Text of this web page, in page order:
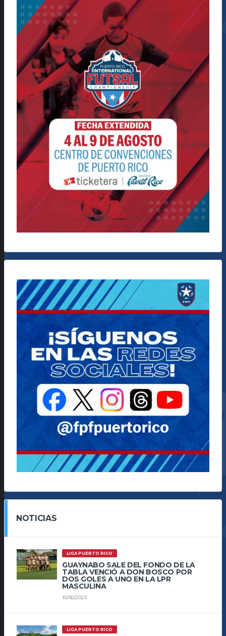
NOTICIAS
LIGA PUERTO RICO
GUAYNABO SALE DEL FONDO DE LA
TABLA VENCIÓ A DON BOSCO POR
DOS GOLES A UNO EN LA LPR
MASCULINA
10/16/2023
LIGA PUERTO RICO